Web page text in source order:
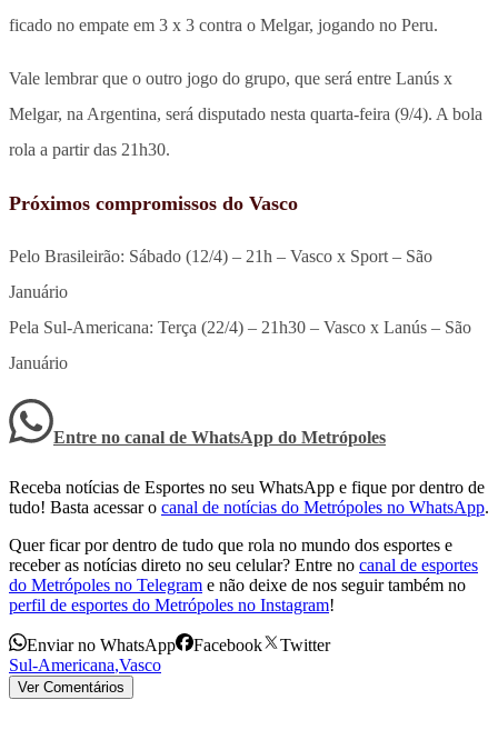
ficado no empate em 3 x 3 contra o Melgar, jogando no Peru.
Vale lembrar que o outro jogo do grupo, que será entre Lanús x
Melgar, na Argentina, será disputado nesta quarta-feira (9/4). A bola
rola a partir das 21h30.
Próximos compromissos do Vasco
Pelo Brasileirão: Sábado (12/4) – 21h – Vasco x Sport – São
Januário
Pela Sul-Americana: Terça (22/4) – 21h30 – Vasco x Lanús – São
Januário
Entre no canal de WhatsApp do Metrópoles
Receba notícias de Esportes no seu WhatsApp e fique por dentro de
tudo! Basta acessar o canal de notícias do Metrópoles no WhatsApp.
Quer ficar por dentro de tudo que rola no mundo dos esportes e
receber as notícias direto no seu celular? Entre no canal de esportes
do Metrópoles no Telegram e não deixe de nos seguir também no
perfil de esportes do Metrópoles no Instagram!
Enviar no WhatsApp Facebook
Twitter
Sul-Americana,Vasco
Ver Comentários